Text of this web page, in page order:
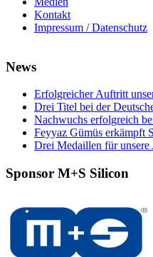
Kontakt
Impressum / Datenschutz
News
Erfolgreicher Auftritt
Drei Titel bei der
Nachwuchs erfolgreich
Feyyaz Gümüs erkämpft
Drei Medaillen für
Sponsor M+S Silicon